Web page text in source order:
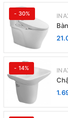
- 30%
- 14%